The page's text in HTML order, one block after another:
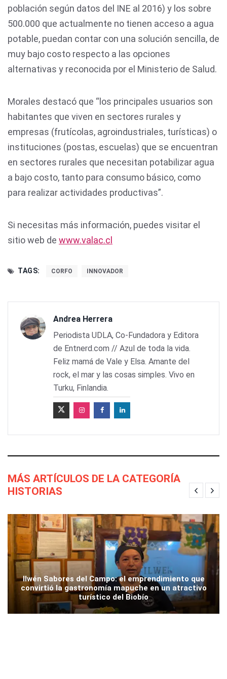
población según datos del INE al 2016) y los sobre
500.000 que actualmente no tienen acceso a agua
potable, puedan contar con una solución sencilla, de
muy bajo costo respecto a las opciones
alternativas y reconocida por el Ministerio de Salud.
Morales destacó que “los principales usuarios son
habitantes que viven en sectores rurales y
empresas (frutícolas, agroindustriales, turísticas) o
instituciones (postas, escuelas) que se encuentran
en sectores rurales que necesitan potabilizar agua
a bajo costo, tanto para consumo básico, como
para realizar actividades productivas”.
Si necesitas más información, puedes visitar el
sitio web de www.valac.cl
TAGS: CORFO INNOVADOR
Andrea Herrera
Periodista UDLA, Co-Fundadora y Editora
de Entnerd.com // Azul de toda la vida.
Feliz mamá de Vale y Elsa. Amante del
rock, el mar y las cosas simples. Vivo en
Turku, Finlandia.
MÁS ARTÍCULOS DE LA CATEGORÍA
HISTORIAS
Ilwén Sabores del Campo: el emprendimiento que
convirtió la gastronomía mapuche en un atractivo
turístico del Biobío